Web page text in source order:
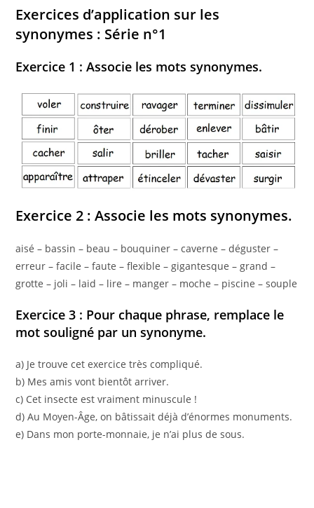
Exercices d’application sur les
synonymes : Série n°1
Exercice 1 : Associe les mots synonymes.
Exercice 2 : Associe les mots synonymes.
aisé – bassin – beau – bouquiner – caverne – déguster –
erreur – facile – faute – flexible – gigantesque – grand –
grotte – joli – laid – lire – manger – moche – piscine – souple
Exercice 3 : Pour chaque phrase, remplace le
mot souligné par un synonyme.
a) Je trouve cet exercice très compliqué.
b) Mes amis vont bientôt arriver.
c) Cet insecte est vraiment minuscule !
d) Au Moyen-Âge, on bâtissait déjà d’énormes monuments.
e) Dans mon porte-monnaie, je n’ai plus de sous.